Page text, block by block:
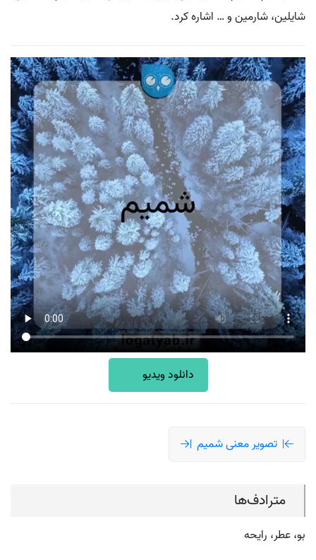
شایلین، شارمین و … اشاره کرد.
دانلود ویدیو
تصویر معنی شمیم
مترادف‌ها
بو، عطر، رایحه